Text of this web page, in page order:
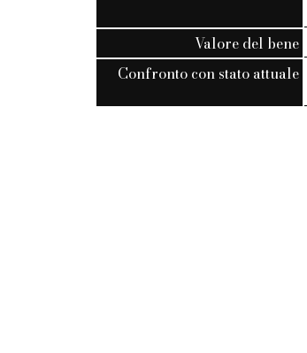
Valore del bene
Confronto con stato attuale